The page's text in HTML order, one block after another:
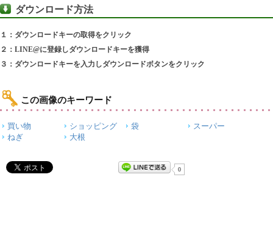
ダウンロード方法
１：ダウンロードキーの取得をクリック
２：LINE@に登録しダウンロードキーを獲得
３：ダウンロードキーを入力しダウンロードボタンをクリック
この画像のキーワード
買い物 ショッピング 袋
スーパー
ねぎ
大根
0